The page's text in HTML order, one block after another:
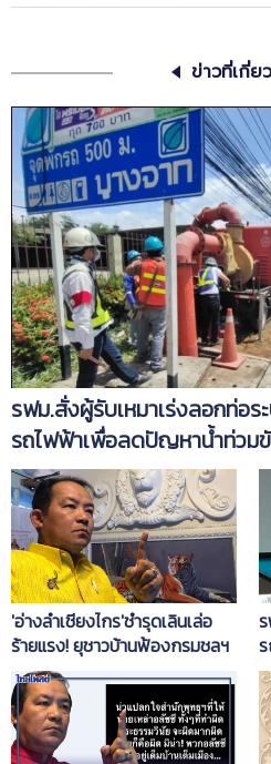
ข่าวที่เกี่ย
รฟม.สั่งผู้รับเหมาเร่งลอกท่อร
รถไฟฟ้าเพื่อลดปัญหาน้ำท่วม
'อ่างลำเชียงไกร'ชำรุดเลินเล่อ
ร้ายแรง! ยุชาวบ้านฟ้องกรมชลฯ
ชดใช้